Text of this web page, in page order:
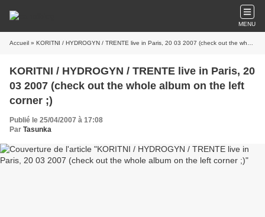
MENU
Accueil » KORITNI / HYDROGYN / TRENTE live in Paris, 20 03 2007 (check out the whole album on the left corner ;)
KORITNI / HYDROGYN / TRENTE live in Paris, 20
03 2007 (check out the whole album on the left
corner ;)
Publié le 25/04/2007 à 17:08
Par Tasunka